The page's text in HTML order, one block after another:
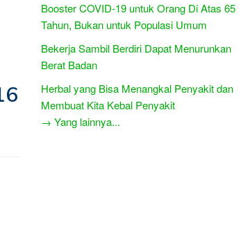
Booster COVID-19 untuk Orang Di Atas 65
Tahun, Bukan untuk Populasi Umum
Bekerja Sambil Berdiri Dapat Menurunkan
Berat Badan
Herbal yang Bisa Menangkal Penyakit dan
Membuat Kita Kebal Penyakit
→ Yang lainnya...